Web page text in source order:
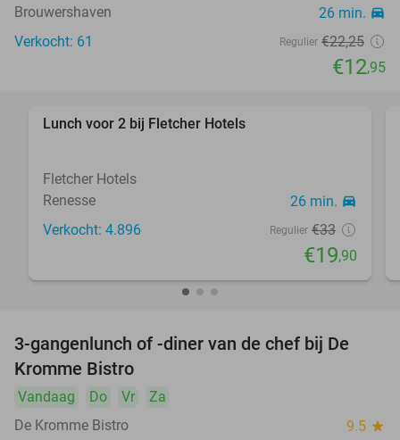
Brouwershaven 26 min. directions_car
Verkocht: 61 Regulier €22,25
€12,95
Lunch voor 2 bij Fletcher Hotels
Fletcher Hotels
Renesse
26 min. directions_car
Verkocht: 4.896 Regulier €33
€19,90
20%
3-gangenlunch of -diner van de chef bij De
Kromme Bistro
Vandaag Do Vr
Za
De Kromme Bistro
9.5 star